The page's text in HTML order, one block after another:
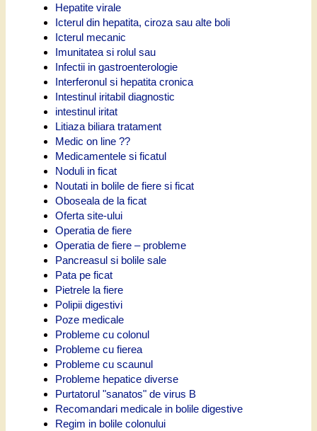
Hepatite virale
Icterul din hepatita, ciroza sau alte boli
Icterul mecanic
Imunitatea si rolul sau
Infectii in gastroenterologie
Interferonul si hepatita cronica
Intestinul iritabil diagnostic
intestinul iritat
Litiaza biliara tratament
Medic on line ??
Medicamentele si ficatul
Noduli in ficat
Noutati in bolile de fiere si ficat
Oboseala de la ficat
Oferta site-ului
Operatia de fiere
Operatia de fiere – probleme
Pancreasul si bolile sale
Pata pe ficat
Pietrele la fiere
Polipii digestivi
Poze medicale
Probleme cu colonul
Probleme cu fierea
Probleme cu scaunul
Probleme hepatice diverse
Purtatorul "sanatos" de virus B
Recomandari medicale in bolile digestive
Regim in bolile colonului